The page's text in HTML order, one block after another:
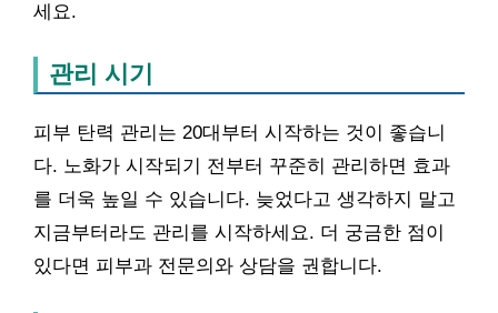
세요.
관리 시기
피부 탄력 관리는 20대부터 시작하는 것이 좋습니
다. 노화가 시작되기 전부터 꾸준히 관리하면 효과
를 더욱 높일 수 있습니다. 늦었다고 생각하지 말고
지금부터라도 관리를 시작하세요. 더 궁금한 점이
있다면 피부과 전문의와 상담을 권합니다.